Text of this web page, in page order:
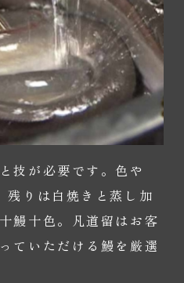
技が必要です。色や
残りは白焼きと蒸し加
鰻十色。凡道留はお客
ていただける鰻を厳選